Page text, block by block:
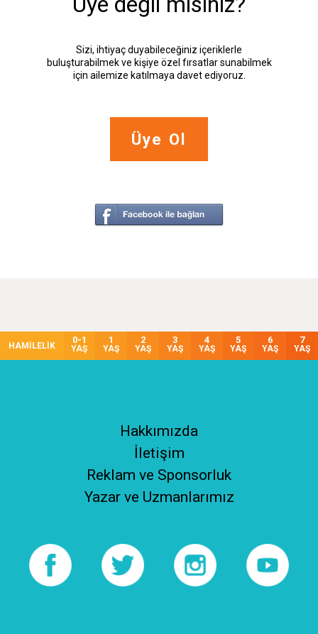
Sizi, ihtiyaç duyabileceğiniz içeriklerle
buluşturabilmek ve kişiye özel fırsatlar sunabilmek
için ailemize katılmaya davet ediyoruz.
Üye Ol
HAMİLELİK
0-1
YAŞ
1
YAŞ
2
YAŞ
3
YAŞ
4
YAŞ
5
YAŞ
6
YAŞ
7
YAŞ
Hakkımızda
İletişim
Reklam ve Sponsorluk
Yazar ve Uzmanlarımız